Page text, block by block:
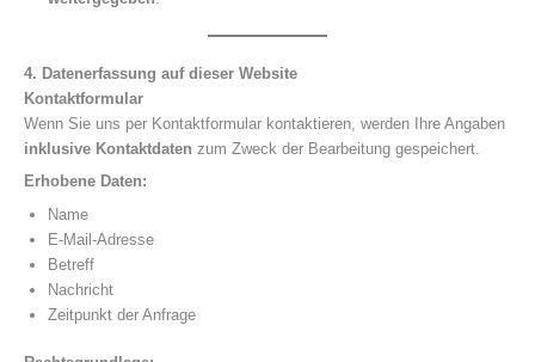
4. Datenerfassung auf dieser Website
Kontaktformular
Wenn Sie uns per Kontaktformular kontaktieren, werden Ihre Angaben
inklusive Kontaktdaten zum Zweck der Bearbeitung gespeichert.
Erhobene Daten:
Name
E-Mail-Adresse
Betreff
Nachricht
Zeitpunkt der Anfrage